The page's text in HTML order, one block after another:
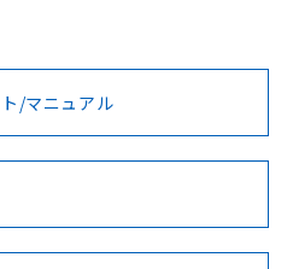
ただく前に、以下を必ずお読
例
/マニュアル